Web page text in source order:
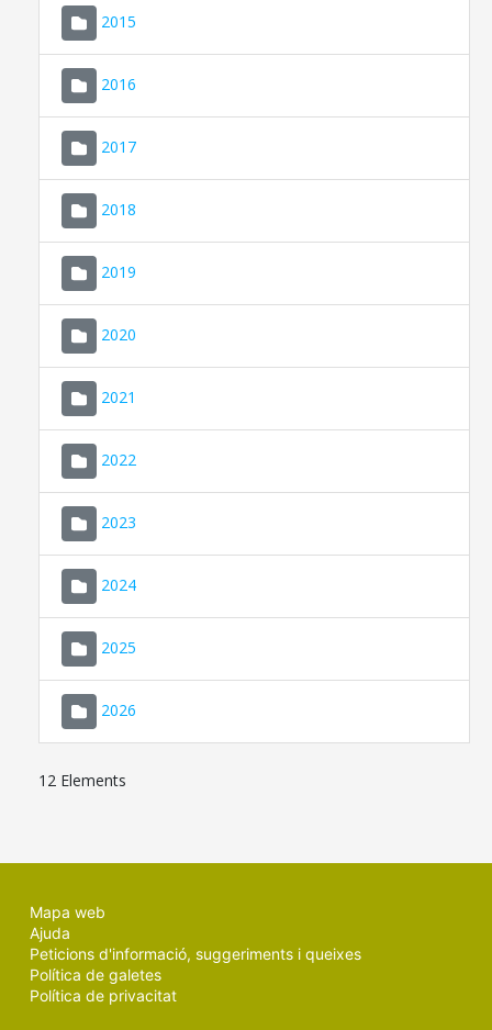
2015
2016
2017
2018
2019
2020
2021
2022
2023
2024
2025
2026
12 Elements
Mapa web
Ajuda
Peticions d'informació, suggeriments i queixes
Política de galetes
Política de privacitat